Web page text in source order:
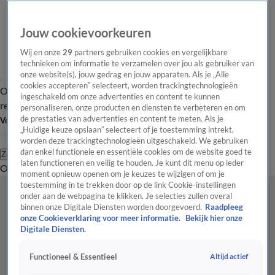
Overzicht Laatste nieuws Regionieuws Het beste van Hart
Tip de
redactie
Volg Hart van Nederland
Zoeken
OverzichtRegioUitzendingenWeerTip de redactiePanelVideo's
Jouw cookievoorkeuren
Wij en onze29 partners gebruiken cookies en vergelijkbare
technieken om informatie te verzamelen over jou als gebruiker van
onze website(s), jouw gedrag en jouw apparaten. Als je „Alle
cookies accepteren” selecteert, worden trackingtechnologieën
ingeschakeld om onze advertenties en content te kunnen
personaliseren, onze producten en diensten te verbeteren en om
de prestaties van advertenties en content te meten. Als je
„Huidige keuze opslaan” selecteert of je toestemming intrekt,
worden deze trackingtechnologieën uitgeschakeld. We gebruiken
dan enkel functionele en essentiële cookies om de website goed te
laten functioneren en veilig te houden. Je kunt dit menu op ieder
moment opnieuw openen om je keuzes te wijzigen of om je
toestemming in te trekken door op de link Cookie-instellingen
onder aan de webpagina te klikken. Je selecties zullen overal
binnen onze Digitale Diensten worden doorgevoerd. Raadpleeg
onze Cookieverklaring voor meer informatie.
Bekijk hier onze
Digitale Diensten.
Functioneel & Essentieel Altijd actief